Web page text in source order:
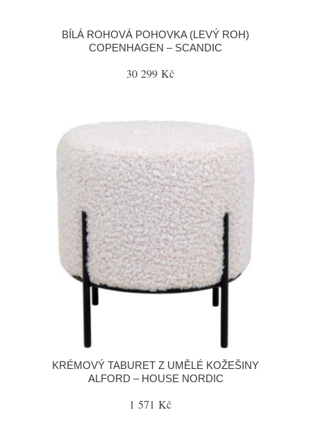
BÍLÁ ROHOVÁ POHOVKA (LEVÝ ROH)
COPENHAGEN – SCANDIC
30 299 Kč
KRÉMOVÝ TABURET Z UMĚLÉ KOŽEŠINY
ALFORD – HOUSE NORDIC
1 571 Kč